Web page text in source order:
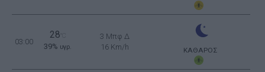
03:00
28
39% υγρ.
3 Μπφ Δ
16 Km/h
ΚΑΘΑΡΟΣ